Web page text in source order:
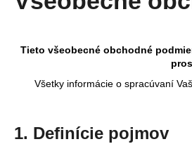
Tieto všeobecné obchodné
Všetky informácie o spracúvaní
1. Definície pojmov